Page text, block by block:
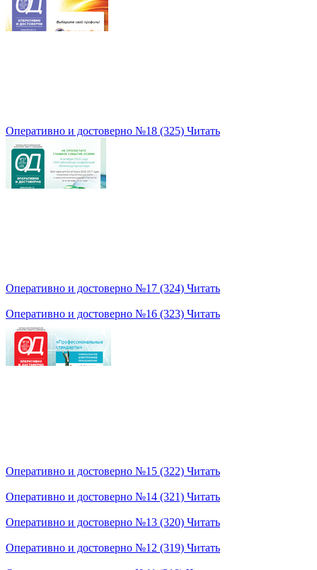
Оперативно и достоверно №18 (325) Читать
Оперативно и достоверно №17 (324) Читать
Оперативно и достоверно №16 (323) Читать
Оперативно и достоверно №15 (322) Читать
Оперативно и достоверно №14 (321) Читать
Оперативно и достоверно №13 (320) Читать
Оперативно и достоверно №12 (319) Читать